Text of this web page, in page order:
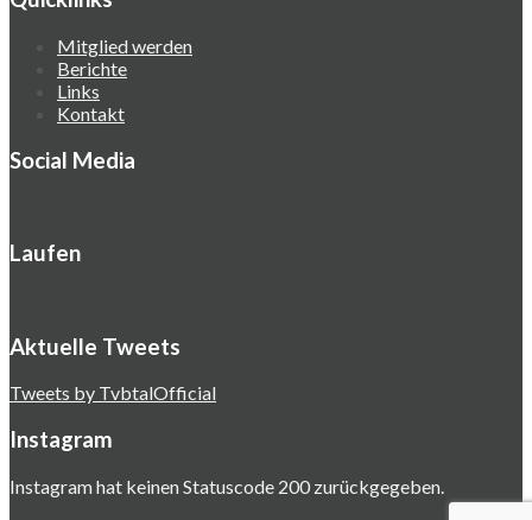
Mitglied werden
Berichte
Links
Kontakt
Social Media
Laufen
Aktuelle Tweets
Tweets by TvbtalOfficial
Instagram
Instagram hat keinen Statuscode 200 zurückgegeben.